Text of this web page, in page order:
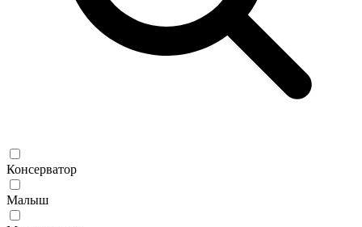
Консерватор
Малыш